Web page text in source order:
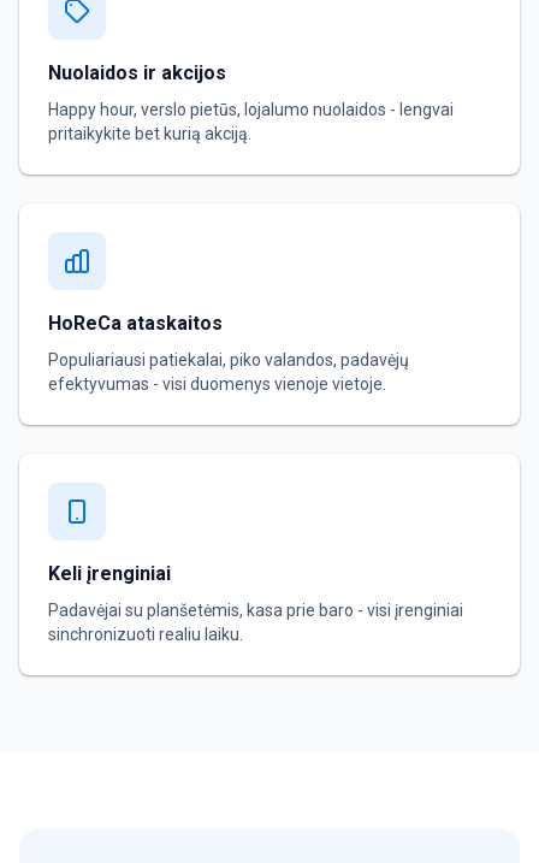
Nuolaidos ir akcijos
Happy hour, verslo pietūs, lojalumo nuolaidos - lengvai
pritaikykite bet kurią akciją.
HoReCa ataskaitos
Populiariausi patiekalai, piko valandos, padavėjų
efektyvumas - visi duomenys vienoje vietoje.
Keli įrenginiai
Padavėjai su planšetėmis, kasa prie baro - visi įrenginiai
sinchronizuoti realiu laiku.